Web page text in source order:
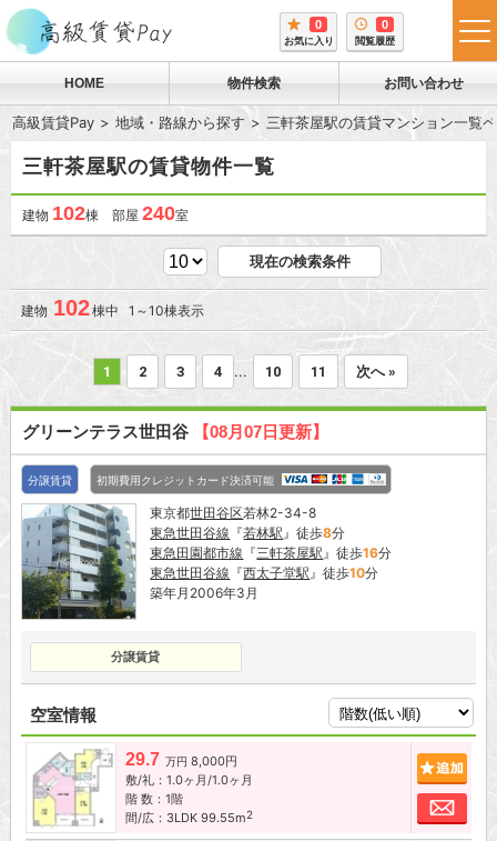
0
お気に入り
0
閲覧履歴
HOME 物件検索 お問い合わせ
高級賃貸Pay 地域・路線から探す 三軒茶屋駅の賃貸マンション一覧
三軒茶屋駅の賃貸物件一覧
建物 102棟 部屋 240室
現在の検索条件
建物 102棟中 1～10棟表示
1 2 3 4 ... 10 11 次へ »
グリーンテラス世田谷 【08月07日更新】
分譲賃貸 初期費用クレジットカード決済可能
東京都世田谷区若林2-34-8
東急世田谷線 『若林駅』徒歩8分
東急田園都市線 『三軒茶屋駅』徒歩16分
東急世田谷線 『西太子堂駅』徒歩10分
築年月2006年3月
分譲賃貸
空室情報
29.7 万円 8,000円
敷/礼：1.0ヶ月/1.0ヶ月
階 数：1階
間/広：3LDK 99.55m2
お